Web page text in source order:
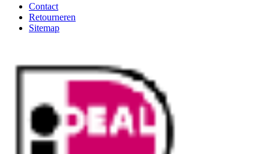
Contact
Retourneren
Sitemap